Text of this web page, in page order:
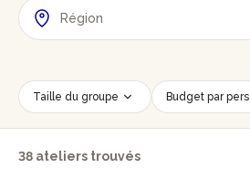
Taille du groupe Budget par
Lieu de l'évènement Savoir-faire
Accessible PMR
38 ateliers trouvés